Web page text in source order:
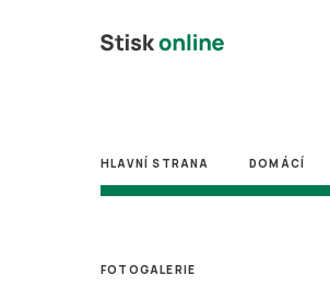
HLAVNÍ STRANA DOMÁCÍ
FOTOGALERIE